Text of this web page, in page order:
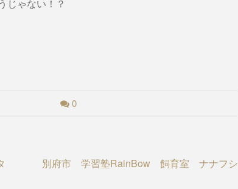
じゃない！？
0
別府市 学習塾RainBow 飼育室 ナナフシ